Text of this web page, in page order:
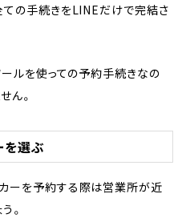
ての手続きをLINEだけで完結さ
ルを使っての予約手続きなの
ん。
選ぶ
ーを予約する際は営業所が近
。